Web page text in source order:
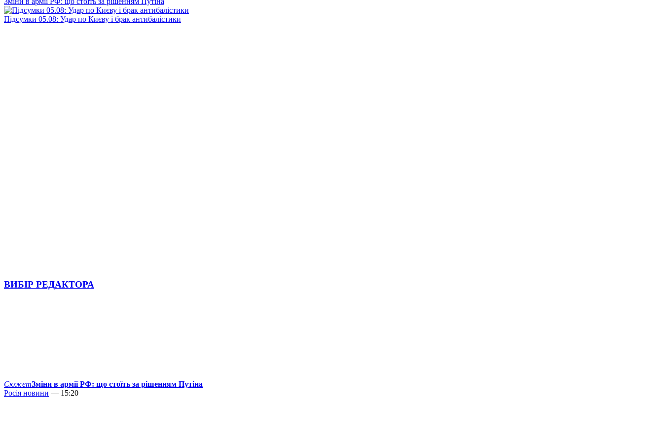
Підсумки 05.08: Удар по Києву і брак антибалістики
ВИБІР РЕДАКТОРА
СюжетЗміни в армії РФ: що стоїть за рішенням Путіна
Росія новини — 15:20